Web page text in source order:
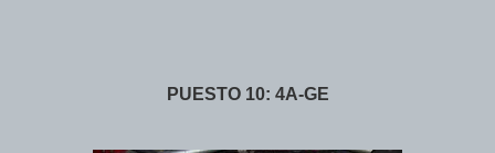
PUESTO 10: 4A-GE